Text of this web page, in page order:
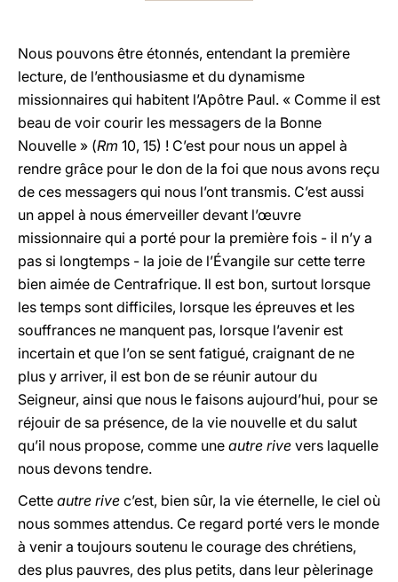
Nous pouvons être étonnés, entendant la première
lecture, de l’enthousiasme et du dynamisme
missionnaires qui habitent l’Apôtre Paul. « Comme il est
beau de voir courir les messagers de la Bonne
Nouvelle » (Rm 10, 15) ! C’est pour nous un appel à
rendre grâce pour le don de la foi que nous avons reçu
de ces messagers qui nous l’ont transmis. C’est aussi
un appel à nous émerveiller devant l’œuvre
missionnaire qui a porté pour la première fois - il n’y a
pas si longtemps - la joie de l’Évangile sur cette terre
bien aimée de Centrafrique. Il est bon, surtout lorsque
les temps sont difficiles, lorsque les épreuves et les
souffrances ne manquent pas, lorsque l’avenir est
incertain et que l’on se sent fatigué, craignant de ne
plus y arriver, il est bon de se réunir autour du
Seigneur, ainsi que nous le faisons aujourd’hui, pour se
réjouir de sa présence, de la vie nouvelle et du salut
qu’il nous propose, comme une autre rive vers laquelle
nous devons tendre.
Cette autre rive c’est, bien sûr, la vie éternelle, le ciel où
nous sommes attendus. Ce regard porté vers le monde
à venir a toujours soutenu le courage des chrétiens,
des plus pauvres, des plus petits, dans leur pèlerinage